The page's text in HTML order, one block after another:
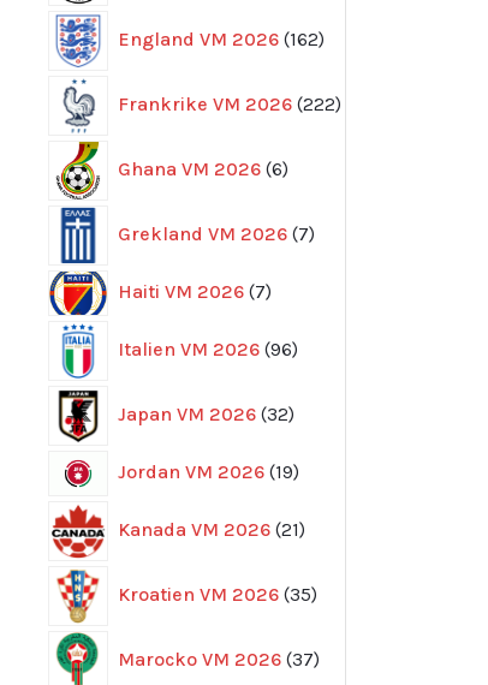
England VM 2026 162
produkter
Frankrike VM 2026 222
produkter
Ghana VM 2026 6
produkter
Grekland VM 2026 7
produkter
Haiti VM 2026 77
Italien VM 2026 96
produkter
Japan VM 2026 32
produkter
Jordan VM 2026 1919
Kanada VM 2026 21
produkter
Kroatien VM 2026 35
produkter
Marocko VM 2026 37
produkter